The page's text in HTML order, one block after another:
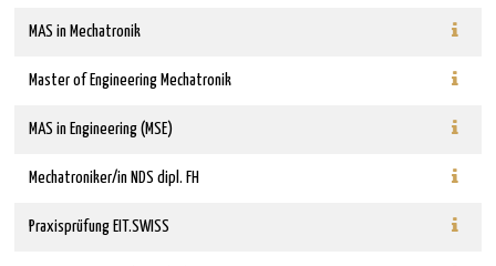
MAS in Mechatronik
Master of Engineering Mechatronik
MAS in Engineering (MSE)
Mechatroniker/in NDS dipl. FH
Praxisprüfung EIT.SWISS